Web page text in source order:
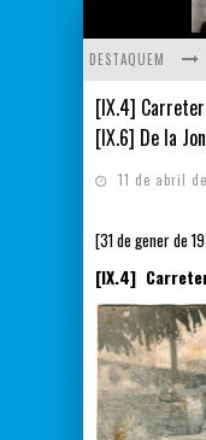
DESTAQUEM
[IX.4]
[IX.6] De la
11 de abril
[31 de gener de
[IX.4]